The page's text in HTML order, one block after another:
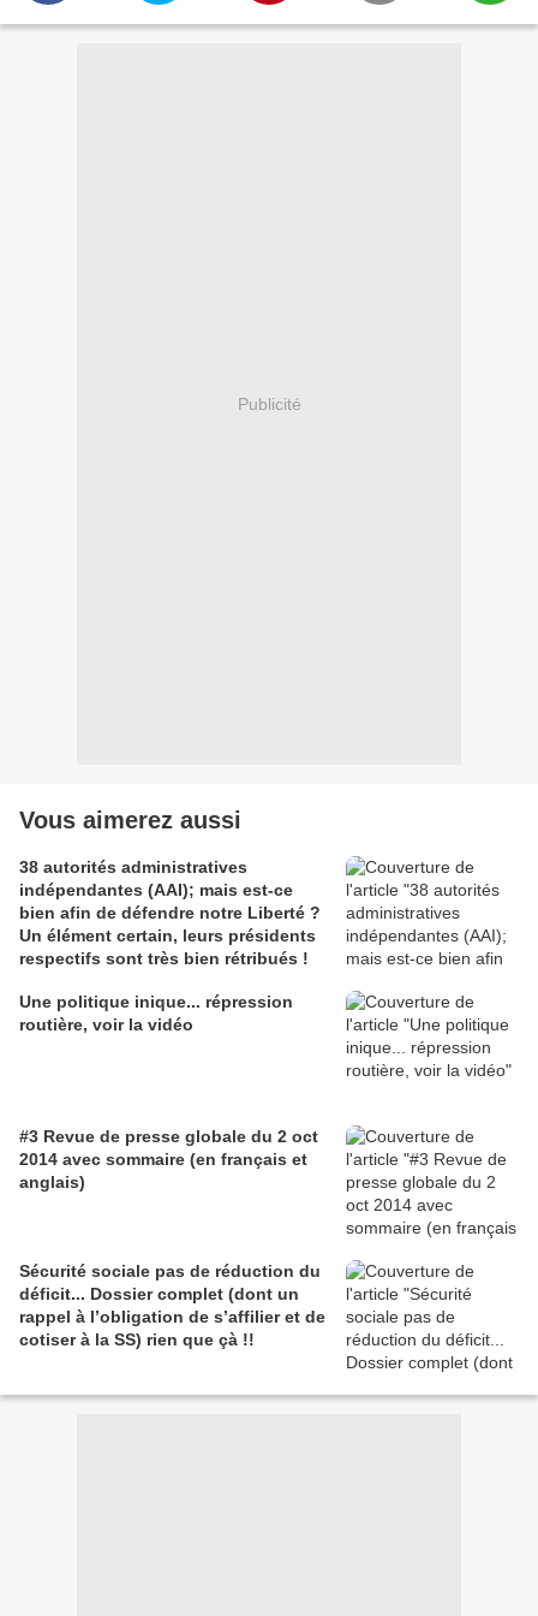
Publicité
Vous aimerez aussi
38 autorités administratives
indépendantes (AAI); mais est-ce
bien afin de défendre notre Liberté ?
Un élément certain, leurs présidents
respectifs sont très bien rétribués !
Une politique inique... répression
routière, voir la vidéo
#3 Revue de presse globale du 2 oct
2014 avec sommaire (en français et
anglais)
Sécurité sociale pas de réduction du
déficit... Dossier complet (dont un
rappel à l’obligation de s’affilier et de
cotiser à la SS) rien que çà !!